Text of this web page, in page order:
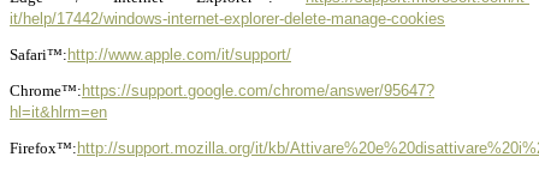
it/help/17442/windows-internet-explorer-delete-manage-cookies
Safari™: http://www.apple.com/it/support/
Chrome™: https://support.google.com/chrome/answer/95647?
hl=it&hlrm=en
Firefox™: http://support.mozilla.org/it/kb/